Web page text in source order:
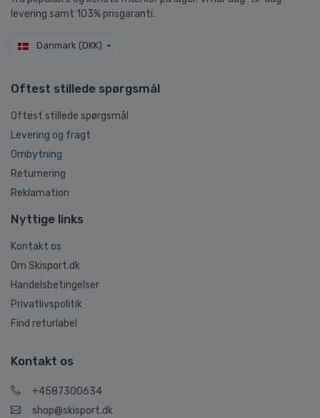
levering samt 103% prisgaranti.
Danmark (DKK)
Oftest stillede spørgsmål
Oftest stillede spørgsmål
Levering og fragt
Ombytning
Returnering
Reklamation
Nyttige links
Kontakt os
Om Skisport.dk
Handelsbetingelser
Privatlivspolitik
Find returlabel
Kontakt os
+4587300634
shop@skisport.dk